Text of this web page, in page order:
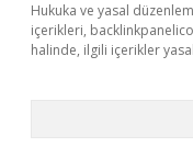
Hukuka ve yasal
içerikleri,
halinde, ilgili içerikler